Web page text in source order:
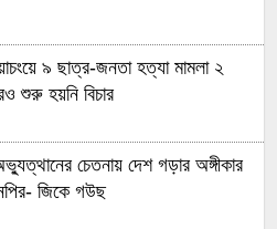
৯ ছাত্র-জনতা হত্যা মামলা ২
শুরু হয়নি বিচার
চেতনায় দেশ গড়ার অঙ্গীকার
জিকে গউছ